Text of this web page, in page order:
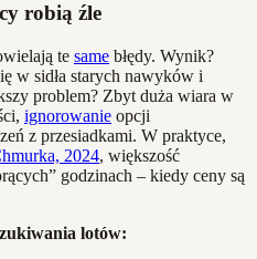
robią źle
te same błędy. Wynik?
w sidła starych nawyków i
problem? Zbyt duża wiara w
ignorowanie opcji
z przesiadkami. W praktyce,
2024, większość
godzinach – kiedy ceny są
lotów: